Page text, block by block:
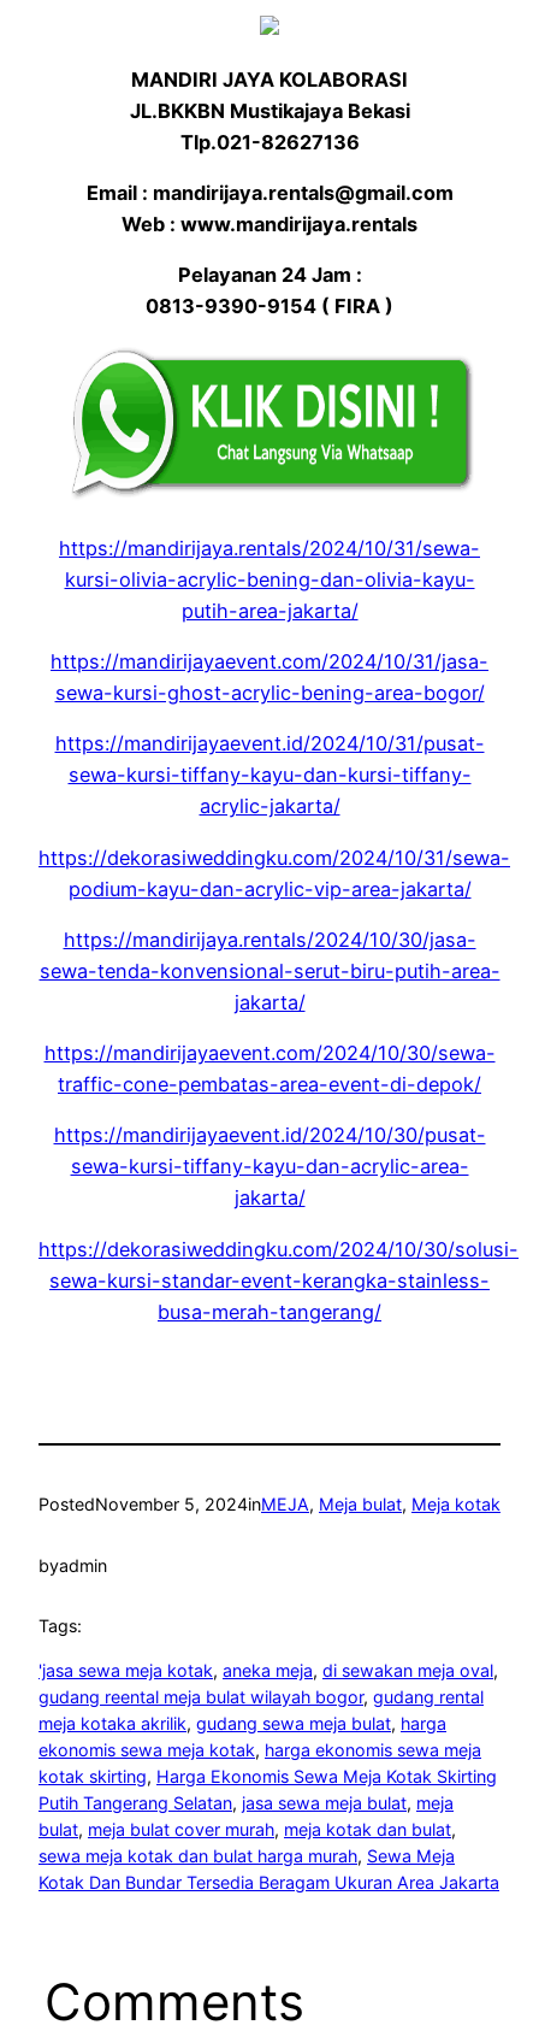
MANDIRI JAYA KOLABORASI
JL.BKKBN Mustikajaya Bekasi
Tlp.021-82627136
Email : mandirijaya.rentals@gmail.com
Web : www.mandirijaya.rentals
Pelayanan 24 Jam :
0813-9390-9154 ( FIRA )
https://mandirijaya.rentals/2024/10/31/sewa-
kursi-olivia-acrylic-bening-dan-olivia-kayu-
putih-area-jakarta/
https://mandirijayaevent.com/2024/10/31/jasa-
sewa-kursi-ghost-acrylic-bening-area-bogor/
https://mandirijayaevent.id/2024/10/31/pusat-
sewa-kursi-tiffany-kayu-dan-kursi-tiffany-
acrylic-jakarta/
https://dekorasiweddingku.com/2024/10/31/sewa-
podium-kayu-dan-acrylic-vip-area-jakarta/
https://mandirijaya.rentals/2024/10/30/jasa-
sewa-tenda-konvensional-serut-biru-putih-area-
jakarta/
https://mandirijayaevent.com/2024/10/30/sewa-
traffic-cone-pembatas-area-event-di-depok/
https://mandirijayaevent.id/2024/10/30/pusat-
sewa-kursi-tiffany-kayu-dan-acrylic-area-
jakarta/
https://dekorasiweddingku.com/2024/10/30/solusi-
sewa-kursi-standar-event-kerangka-stainless-
busa-merah-tangerang/
PostedNovember 5, 2024inMEJA, Meja bulat, Meja kotak
byadmin
Tags:
'jasa sewa meja kotak, aneka meja, di sewakan meja oval
gudang reental meja bulat wilayah bogor, gudang rental
meja kotaka akrilik, gudang sewa meja bulat, harga
ekonomis sewa meja kotak, harga ekonomis sewa meja
kotak skirting, Harga Ekonomis Sewa Meja Kotak Skirting
Putih Tangerang Selatan, jasa sewa meja bulat, meja
bulat, meja bulat cover murah, meja kotak dan bulat
sewa meja kotak dan bulat harga murah, Sewa Meja
Kotak Dan Bundar Tersedia Beragam Ukuran Area Jakarta
Comments